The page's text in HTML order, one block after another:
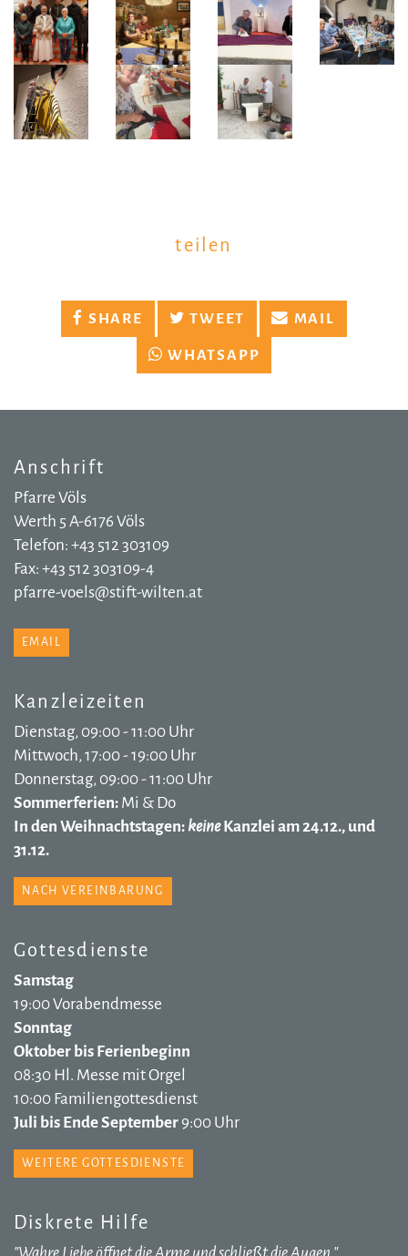
teilen
SHARE TWEET MAIL
WHATSAPP
Anschrift
Pfarre Völs
Werth 5 A-6176 Völs
Telefon: +43 512 303109
Fax: +43 512 303109-4
pfarre-voels@stift-wilten.at
EMAIL
Kanzleizeiten
Dienstag, 09:00 - 11:00 Uhr
Mittwoch, 17:00 - 19:00 Uhr
Donnerstag, 09:00 - 11:00 Uhr
Sommerferien: Mi & Do
In den Weihnachtstagen: keineKanzlei am 24.12., und
31.12.
NACH VEREINBARUNG
Gottesdienste
Samstag
19:00 Vorabendmesse
Sonntag
Oktober bis Ferienbeginn
08:30 Hl. Messe mit Orgel
10:00 Familiengottesdienst
Juli bis Ende September 9:00 Uhr
WEITERE GOTTESDIENSTE
Diskrete Hilfe